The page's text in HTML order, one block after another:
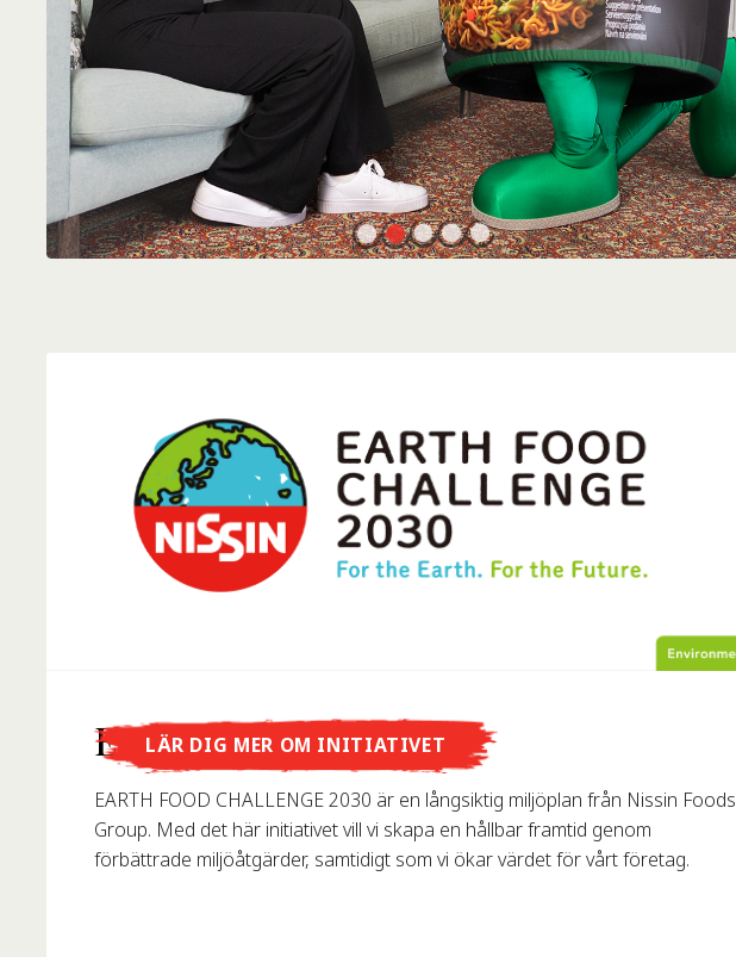
Earth Food Challenge
EARTH FOOD CHALLENGE 2030 är en långsiktig miljöplan från Nissin Foods
Group. Med det här initiativet vill vi skapa en hållbar framtid genom
förbättrade miljöåtgärder, samtidigt som vi ökar värdet för vårt företag.
LÄR DIG MER OM INITIATIVET
Visste du att...
…Nissin Foods GmbH grundades i Tyskland 1993?